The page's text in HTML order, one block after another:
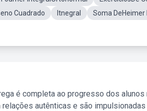
Cuadrado Itnegral Soma DeHeimer
é completa ao progresso dos
autênticas e são